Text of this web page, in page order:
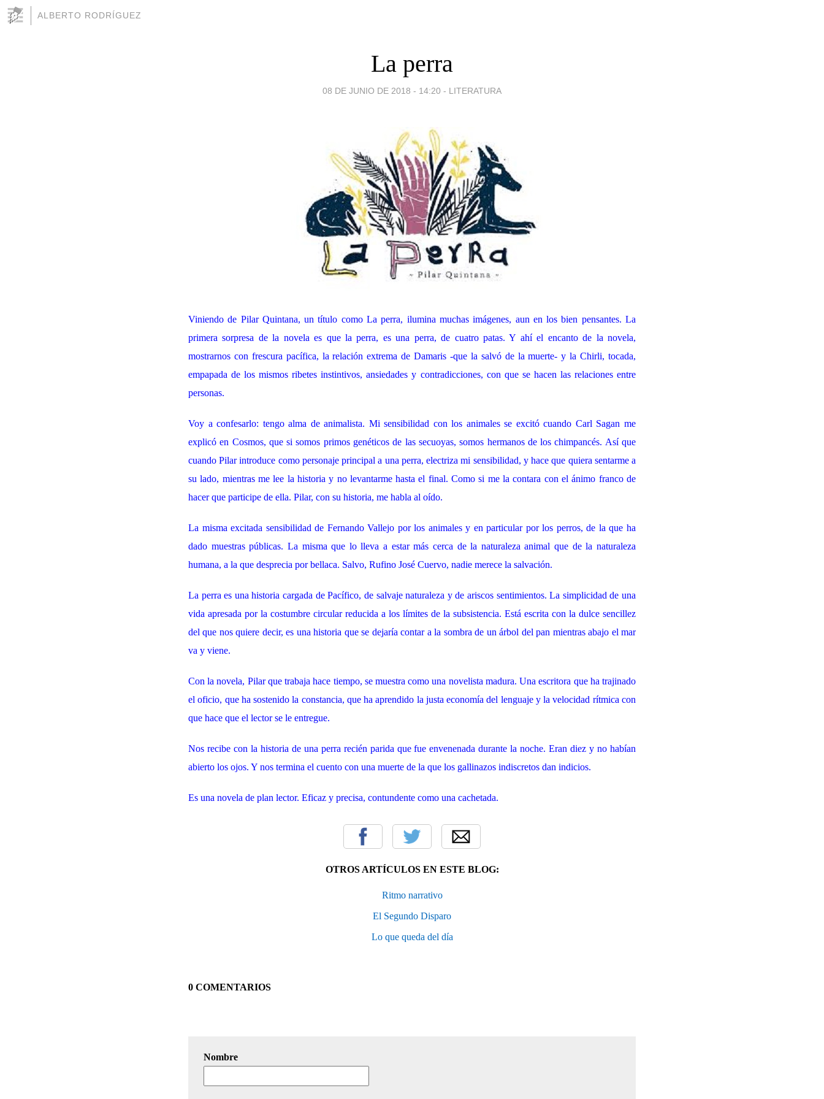
ALBERTO RODRÍGUEZ
La perra
08 DE JUNIO DE 2018 - 14:20 - LITERATURA
Viniendo de Pilar Quintana, un título como La perra, ilumina muchas imágenes, aun en los bien pensantes. La
primera sorpresa de la novela es que la perra, es una perra, de cuatro patas. Y ahí el encanto de la novela,
mostrarnos con frescura pacífica, la relación extrema de Damaris -que la salvó de la muerte- y la Chirli, tocada,
empapada de los mismos ribetes instintivos, ansiedades y contradicciones, con que se hacen las relaciones entre
personas.
Voy a confesarlo: tengo alma de animalista. Mi sensibilidad con los animales se excitó cuando Carl Sagan me
explicó en Cosmos, que si somos primos genéticos de las secuoyas, somos hermanos de los chimpancés. Así que
cuando Pilar introduce como personaje principal a una perra, electriza mi sensibilidad, y hace que quiera sentarme a
su lado, mientras me lee la historia y no levantarme hasta el final. Como si me la contara con el ánimo franco de
hacer que participe de ella. Pilar, con su historia, me habla al oído.
La misma excitada sensibilidad de Fernando Vallejo por los animales y en particular por los perros, de la que ha
dado muestras públicas. La misma que lo lleva a estar más cerca de la naturaleza animal que de la naturaleza
humana, a la que desprecia por bellaca. Salvo, Rufino José Cuervo, nadie merece la salvación.
La perra es una historia cargada de Pacífico, de salvaje naturaleza y de ariscos sentimientos. La simplicidad de una
vida apresada por la costumbre circular reducida a los límites de la subsistencia. Está escrita con la dulce sencillez
del que nos quiere decir, es una historia que se dejaría contar a la sombra de un árbol del pan mientras abajo el mar
va y viene.
Con la novela, Pilar que trabaja hace tiempo, se muestra como una novelista madura. Una escritora que ha trajinado
el oficio, que ha sostenido la constancia, que ha aprendido la justa economía del lenguaje y la velocidad rítmica con
que hace que el lector se le entregue.
Nos recibe con la historia de una perra recién parida que fue envenenada durante la noche. Eran diez y no habían
abierto los ojos. Y nos termina el cuento con una muerte de la que los gallinazos indiscretos dan indicios.
Es una novela de plan lector. Eficaz y precisa, contundente como una cachetada.
OTROS ARTÍCULOS EN ESTE BLOG:
Ritmo narrativo
El Segundo Disparo
Lo que queda del día
0 COMENTARIOS
Nombre